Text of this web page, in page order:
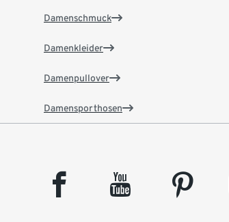
Damenschmuck
Damenkleider
Damenpullover
Damensporthosen
facebook youtube pinterest